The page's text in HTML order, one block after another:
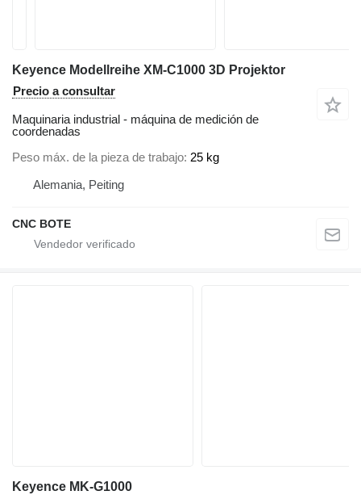
Keyence Modellreihe XM-C1000 3D Projektor
Precio a consultar
Maquinaria industrial - máquina de medición de
coordenadas
Peso máx. de la pieza de trabajo 25 kg
Alemania, Peiting
CNC BOTE
Keyence MK-G1000